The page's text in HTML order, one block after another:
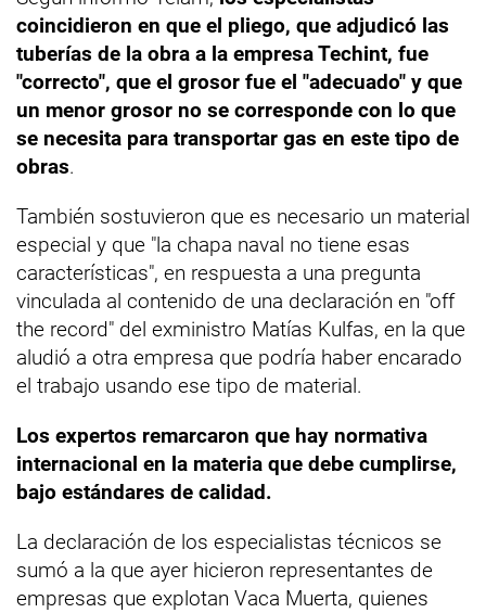
coincidieron en que el pliego, que adjudicó las
tuberías de la obra a la empresa Techint, fue
"correcto", que el grosor fue el "adecuado" y que
un menor grosor no se corresponde con lo que
se necesita para transportar gas en este tipo de
obras.
También sostuvieron que es necesario un material
especial y que "la chapa naval no tiene esas
características", en respuesta a una pregunta
vinculada al contenido de una declaración en "off
the record" del exministro Matías Kulfas, en la que
aludió a otra empresa que podría haber encarado
el trabajo usando ese tipo de material.
Los expertos remarcaron que hay normativa
internacional en la materia que debe cumplirse,
bajo estándares de calidad.
La declaración de los especialistas técnicos se
sumó a la que ayer hicieron representantes de
empresas que explotan Vaca Muerta, quienes